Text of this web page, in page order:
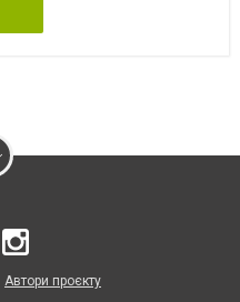
Автори проєкту